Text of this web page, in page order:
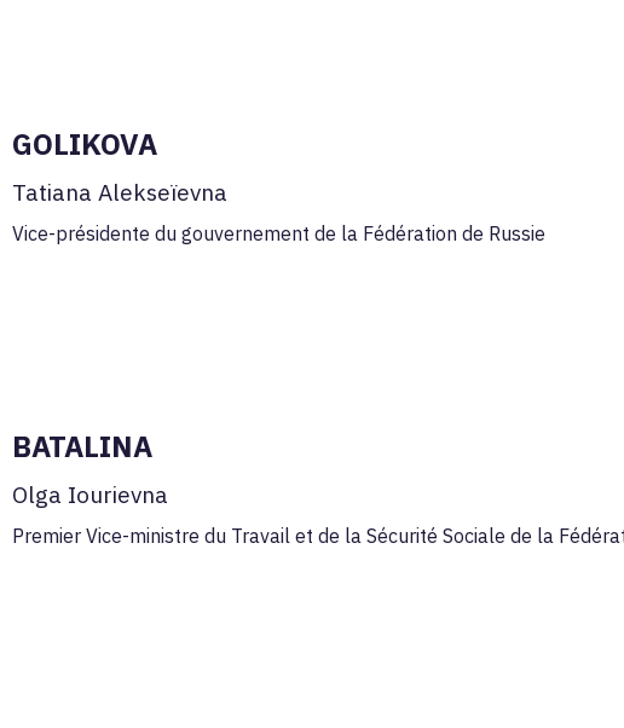
GOLIKOVA
Tatiana Alekseïevna
Vice-présidente du gouvernement de la Fédération de Russie
BATALINA
Olga Iourievna
Premier Vice-ministre du Travail et de la Sécurité Sociale de la